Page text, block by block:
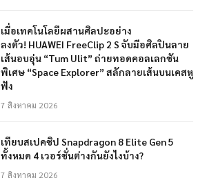
เมื่อเทคโนโลยีผสานศิลปะอย่าง
ลงตัว! HUAWEI FreeClip 2 S จับมือศิลปินลาย
เส้นอบอุ่น “Tum Ulit” ถ่ายทอดคอลเลกชัน
พิเศษ “Space Explorer” สลักลายเส้นบนเคสหู
ฟัง
7 สิงหาคม 2026
เทียบสเปคชิป Snapdragon 8 Elite Gen 5
ทั้งหมด 4 เวอร์ชั่นต่างกันยังไงบ้าง?
7 สิงหาคม 2026